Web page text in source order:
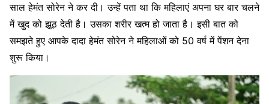
साल हेमंत सोरेन ने कर दी। उन्हें पता था कि महिलाएं अपना घर बार चलने
में खुद को झूठ देती है। उसका शरीर खत्म हो जाता है। इसी बात को
समझते हुए आपके दादा हेमंत सोरेन ने महिलाओं को 50 वर्ष में पेंशन देना
शुरू किया।